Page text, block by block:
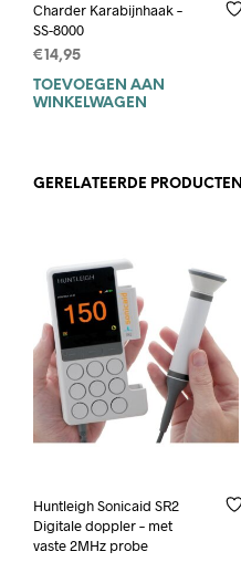
Charder Karabijnhaak –
SS-8000
€14,95
TOEVOEGEN AAN
WINKELWAGEN
GERELATEERDE PRODUCTEN
Huntleigh Sonicaid SR2
Digitale doppler – met
vaste 2MHz probe